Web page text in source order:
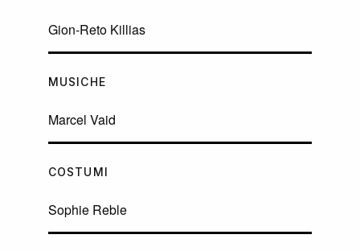
Gion-Reto Killias
MUSICHE
Marcel Vaid
COSTUMI
Sophie Reble